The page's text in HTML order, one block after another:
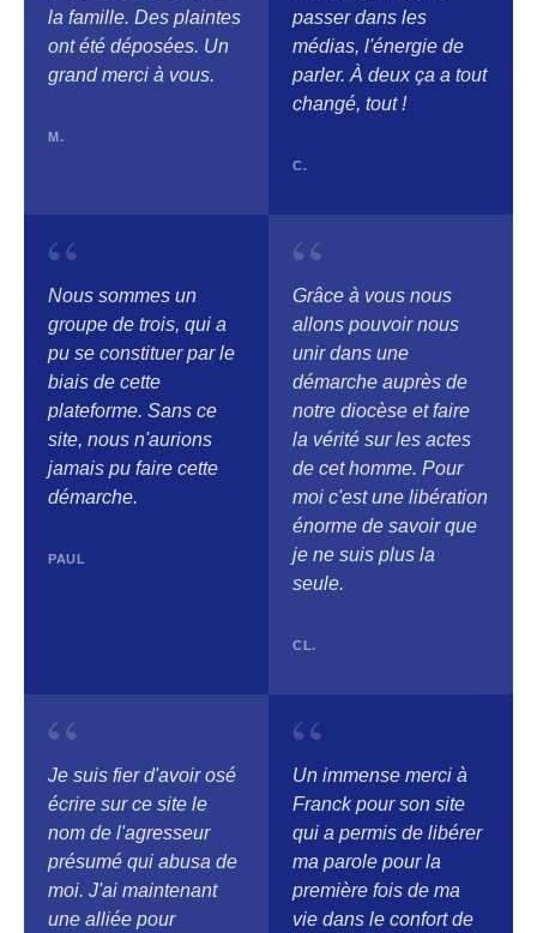
la famille. Des plaintes
ont été déposées. Un
grand merci à vous.
M.
passer dans les
médias, l'énergie de
parler. À deux ça a tout
changé, tout !
C.
“
Nous sommes un
groupe de trois, qui a
pu se constituer par le
biais de cette
plateforme. Sans ce
site, nous n'aurions
jamais pu faire cette
démarche.
PAUL
“
Grâce à vous nous
allons pouvoir nous
unir dans une
démarche auprès de
notre diocèse et faire
la vérité sur les actes
de cet homme. Pour
moi c'est une libération
énorme de savoir que
je ne suis plus la
seule.
CL.
“
Je suis fier d'avoir osé
écrire sur ce site le
nom de l'agresseur
présumé qui abusa de
moi. J'ai maintenant
une alliée pour
“
Un immense merci à
Franck pour son site
qui a permis de libérer
ma parole pour la
première fois de ma
vie dans le confort de